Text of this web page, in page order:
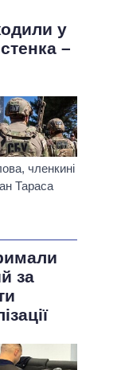
у
–
членкині
Тараса
за